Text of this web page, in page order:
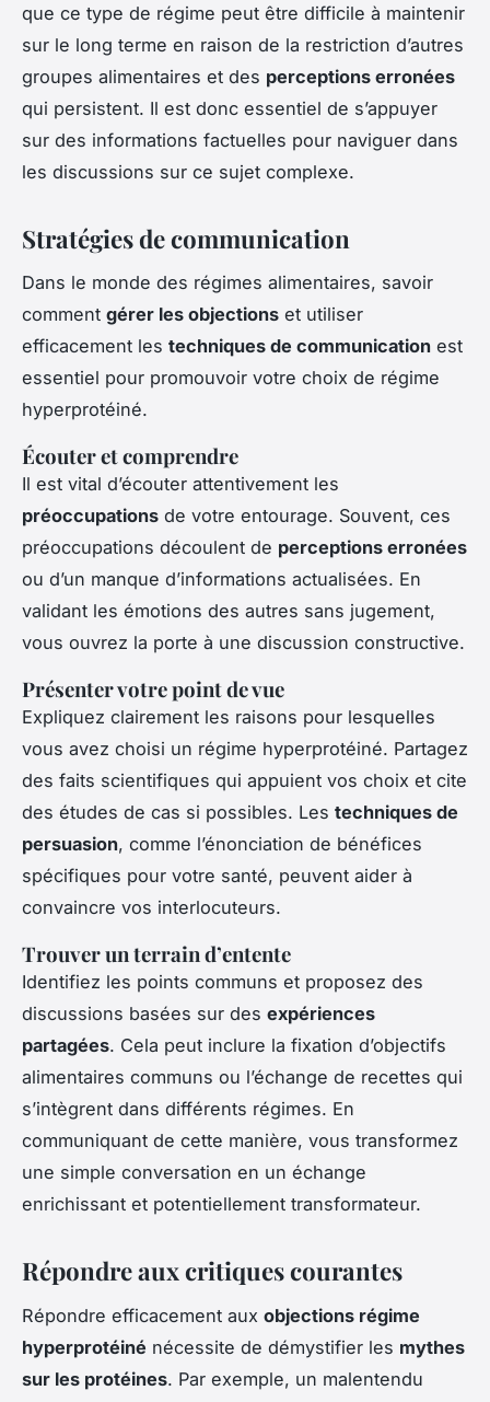
que ce type de régime peut être difficile à maintenir
sur le long terme en raison de la restriction d’autres
groupes alimentaires et des perceptions erronées
qui persistent. Il est donc essentiel de s’appuyer
sur des informations factuelles pour naviguer dans
les discussions sur ce sujet complexe.
Stratégies de communication
Dans le monde des régimes alimentaires, savoir
comment gérer les objections et utiliser
efficacement les techniques de communication est
essentiel pour promouvoir votre choix de régime
hyperprotéiné.
Écouter et comprendre
Il est vital d’écouter attentivement les
préoccupations de votre entourage. Souvent, ces
préoccupations découlent de perceptions erronées
ou d’un manque d’informations actualisées. En
validant les émotions des autres sans jugement,
vous ouvrez la porte à une discussion constructive.
Présenter votre point de vue
Expliquez clairement les raisons pour lesquelles
vous avez choisi un régime hyperprotéiné. Partagez
des faits scientifiques qui appuient vos choix et cite
des études de cas si possibles. Les techniques de
persuasion, comme l’énonciation de bénéfices
spécifiques pour votre santé, peuvent aider à
convaincre vos interlocuteurs.
Trouver un terrain d’entente
Identifiez les points communs et proposez des
discussions basées sur des expériences
partagées. Cela peut inclure la fixation d’objectifs
alimentaires communs ou l’échange de recettes qui
s’intègrent dans différents régimes. En
communiquant de cette manière, vous transformez
une simple conversation en un échange
enrichissant et potentiellement transformateur.
Répondre aux critiques courantes
Répondre efficacement aux objections régime
hyperprotéiné nécessite de démystifier les mythes
sur les protéines. Par exemple, un malentendu